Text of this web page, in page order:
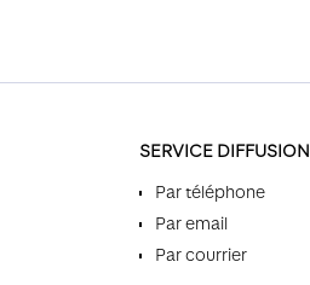
SERVICE DIFFUSION
Par téléphone
Par email
Par courrier